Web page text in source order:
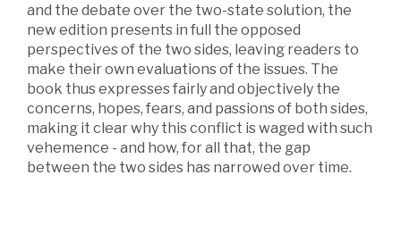
and the debate over the two-state solution, the
new edition presents in full the opposed
perspectives of the two sides, leaving readers to
make their own evaluations of the issues. The
book thus expresses fairly and objectively the
concerns, hopes, fears, and passions of both sides,
making it clear why this conflict is waged with such
vehemence - and how, for all that, the gap
between the two sides has narrowed over time.